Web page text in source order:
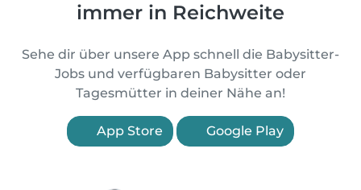
immer in Reichweite
Sehe dir über unsere App schnell die Babysitter-
Jobs und verfügbaren Babysitter oder
Tagesmütter in deiner Nähe an!
App Store Google Play